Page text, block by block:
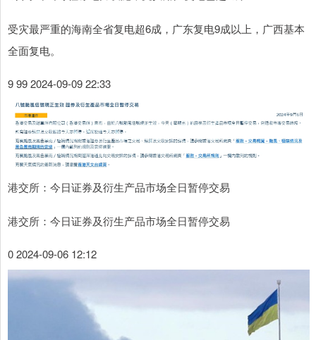
受灾最严重的海南全省复电超6成，广东复电9成以上，广西基本
全面复电。
9 99 2024-09-09 22:33
港交所：今日证券及衍生产品市场全日暂停交易
港交所：今日证券及衍生产品市场全日暂停交易
0 2024-09-06 12:12